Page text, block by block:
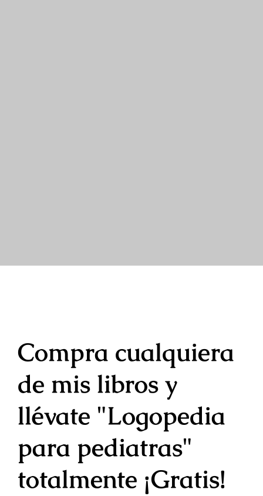
Compra cualquiera
de mis libros y
llévate "Logopedia
para pediatras"
totalmente ¡Gratis!